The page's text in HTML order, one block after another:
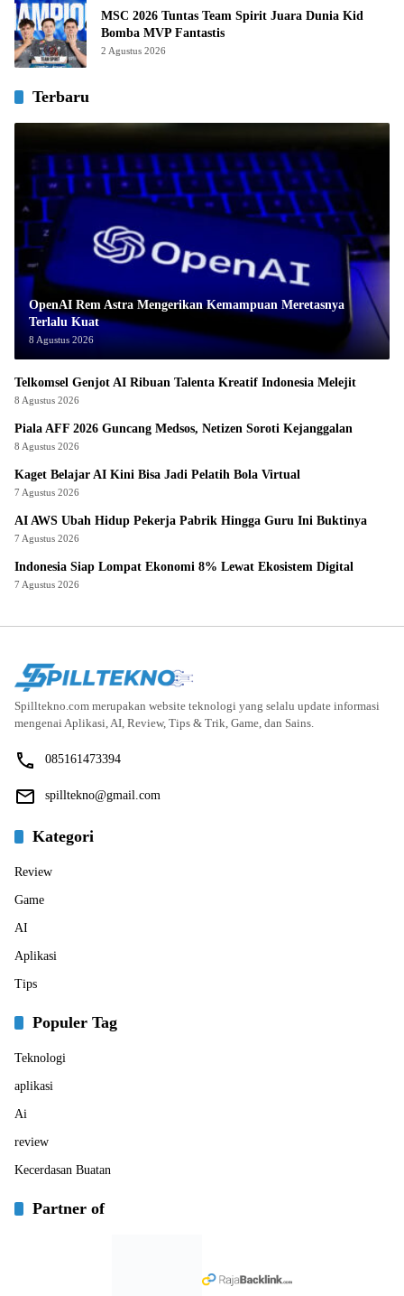
MSC 2026 Tuntas Team Spirit Juara Dunia Kid
Bomba MVP Fantastis
2 Agustus 2026
Terbaru
OpenAI Rem Astra Mengerikan Kemampuan Meretasnya
Terlalu Kuat
8 Agustus 2026
Telkomsel Genjot AI Ribuan Talenta Kreatif Indonesia Melejit
8 Agustus 2026
Piala AFF 2026 Guncang Medsos, Netizen Soroti Kejanggalan
8 Agustus 2026
Kaget Belajar AI Kini Bisa Jadi Pelatih Bola Virtual
7 Agustus 2026
AI AWS Ubah Hidup Pekerja Pabrik Hingga Guru Ini Buktinya
7 Agustus 2026
Indonesia Siap Lompat Ekonomi 8% Lewat Ekosistem Digital
7 Agustus 2026
Spilltekno.com merupakan website teknologi yang selalu update informasi
mengenai Aplikasi, AI, Review, Tips & Trik, Game, dan Sains.
085161473394
spilltekno@gmail.com
Kategori
Review
Game
AI
Aplikasi
Tips
Populer Tag
Teknologi
aplikasi
Ai
review
Kecerdasan Buatan
Partner of